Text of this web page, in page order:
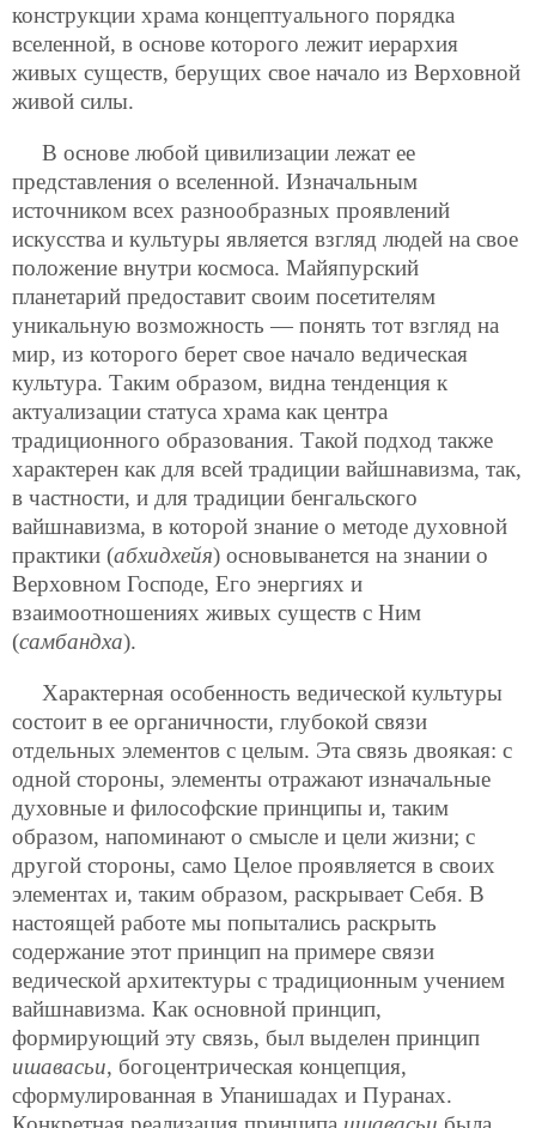
конструкции храма концептуального порядка
вселенной, в основе которого лежит иерархия
живых существ, берущих свое начало из Верховной
живой силы.
В основе любой цивилизации лежат ее
представления о вселенной. Изначальным
источником всех разнообразных проявлений
искусства и культуры является взгляд людей на свое
положение внутри космоса. Майяпурский
планетарий предоставит своим посетителям
уникальную возможность — понять тот взгляд на
мир, из которого берет свое начало ведическая
культура. Таким образом, видна тенденция к
актуализации статуса храма как центра
традиционного образования. Такой подход также
характерен как для всей традиции вайшнавизма, так,
в частности, и для традиции бенгальского
вайшнавизма, в которой знание о методе духовной
практики (абхидхейя) основыванется на знании о
Верховном Господе, Его энергиях и
взаимоотношениях живых существ с Ним
(самбандха).
Характерная особенность ведической культуры
состоит в ее органичности, глубокой связи
отдельных элементов с целым. Эта связь двоякая: с
одной стороны, элементы отражают изначальные
духовные и философские принципы и, таким
образом, напоминают о смысле и цели жизни; с
другой стороны, само Целое проявляется в своих
элементах и, таким образом, раскрывает Себя. В
настоящей работе мы попытались раскрыть
содержание этот принцип на примере связи
ведической архитектуры с традиционным учением
вайшнавизма. Как основной принцип,
формирующий эту связь, был выделен принцип
ишавасьи, богоцентрическая концепция,
сформулированная в Упанишадах и Пуранах.